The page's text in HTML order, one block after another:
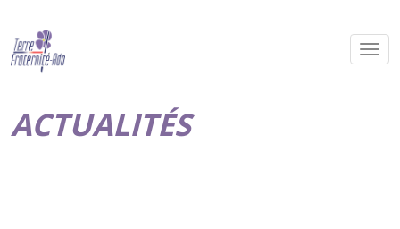
ACTUALITÉS